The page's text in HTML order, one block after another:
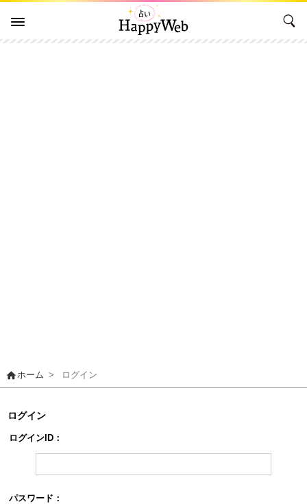
homeホーム > ログイン
ログイン
ログインID：
パスワード：